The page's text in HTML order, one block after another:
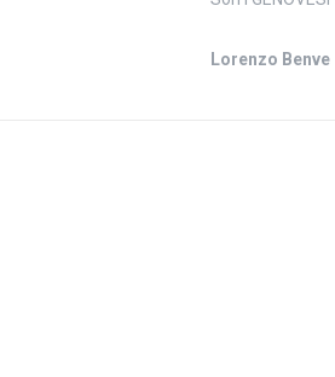
Lorenzo Benve